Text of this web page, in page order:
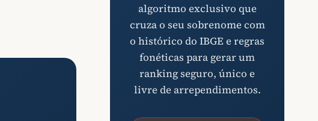
algoritmo exclusivo que
cruza o seu sobrenome com
o histórico do IBGE e regras
fonéticas para gerar um
ranking seguro, único e
livre de arrependimentos.